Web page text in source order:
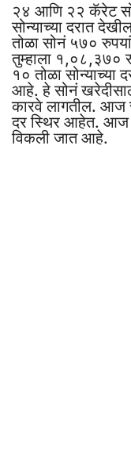
२४ आणि २२ कॅरेट
सोन्याच्या दरात
तोळा सोनं ५७०
तुम्हाला १,०८,३७०
१० तोळा
आहे. हे सोनं
कारवे लागतील. आज
दर स्थिर आहेत. आज
विकली जात आहे.